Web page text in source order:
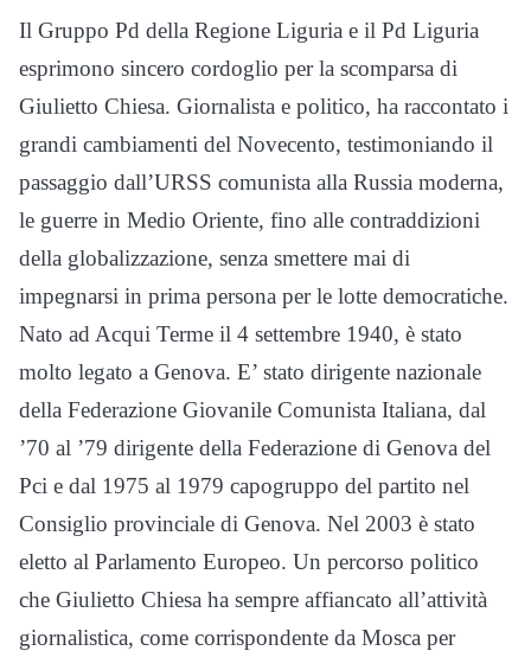
Il Gruppo Pd della Regione Liguria e il Pd Liguria
esprimono sincero cordoglio per la scomparsa di
Giulietto Chiesa. Giornalista e politico, ha raccontato i
grandi cambiamenti del Novecento, testimoniando il
passaggio dall’URSS comunista alla Russia moderna,
le guerre in Medio Oriente, fino alle contraddizioni
della globalizzazione, senza smettere mai di
impegnarsi in prima persona per le lotte democratiche.
Nato ad Acqui Terme il 4 settembre 1940, è stato
molto legato a Genova. E’ stato dirigente nazionale
della Federazione Giovanile Comunista Italiana, dal
’70 al ’79 dirigente della Federazione di Genova del
Pci e dal 1975 al 1979 capogruppo del partito nel
Consiglio provinciale di Genova. Nel 2003 è stato
eletto al Parlamento Europeo. Un percorso politico
che Giulietto Chiesa ha sempre affiancato all’attività
giornalistica, come corrispondente da Mosca per